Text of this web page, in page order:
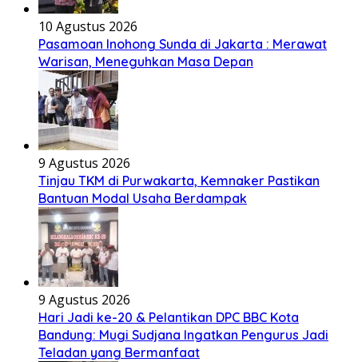
10 Agustus 2026
Pasamoan Inohong Sunda di Jakarta : Merawat
Warisan, Meneguhkan Masa Depan
9 Agustus 2026
Tinjau TKM di Purwakarta, Kemnaker Pastikan
Bantuan Modal Usaha Berdampak
9 Agustus 2026
Hari Jadi ke-20 & Pelantikan DPC BBC Kota
Bandung: Mugi Sudjana Ingatkan Pengurus Jadi
Teladan yang Bermanfaat